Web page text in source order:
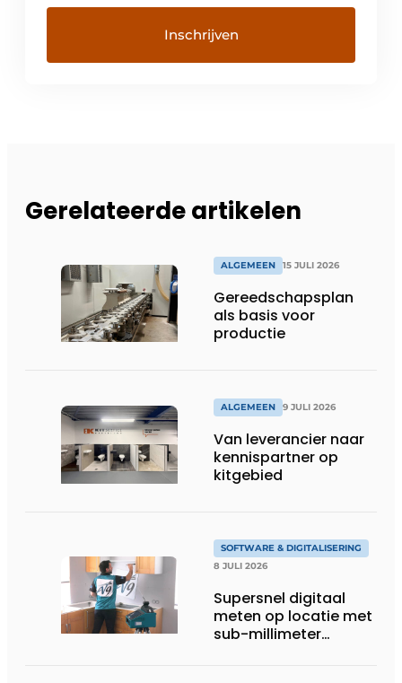
Gerelateerde artikelen
ALGEMEEN 15 JULI 2026
Gereedschapsplan
als basis voor
productie
ALGEMEEN 9 JULI 2026
Van leverancier naar
kennispartner op
kitgebied
SOFTWARE & DIGITALISERING
8 JULI 2026
Supersnel digitaal
meten op locatie met
sub-millimeter